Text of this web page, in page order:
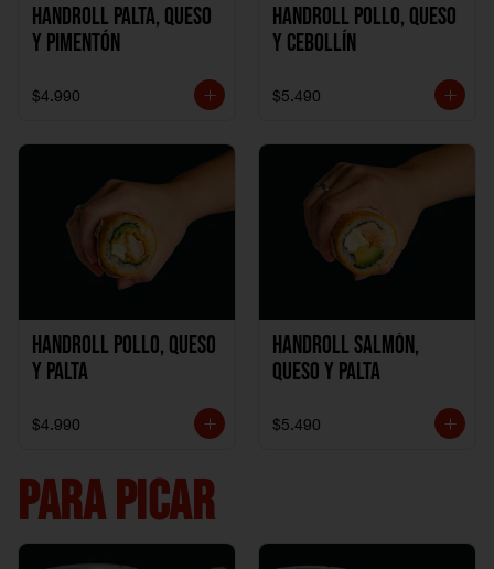
Handroll Palta, Queso
y Pimentón
$4.990
Handroll Pollo, Queso
y Cebollín
$5.490
Handroll Pollo, Queso
y Palta
$4.990
Handroll Salmón,
Queso y Palta
$5.490
PARA PICAR